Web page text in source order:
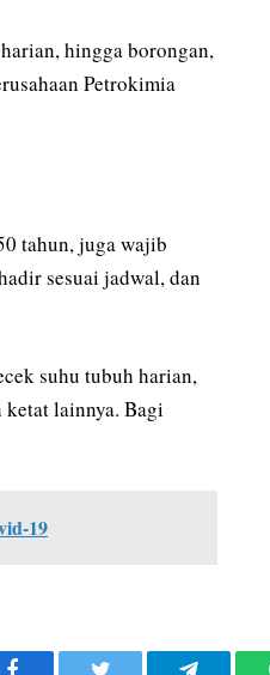
hingga borongan,
Petrokimia
tahun, juga wajib
sesuai jadwal, dan
suhu tubuh harian,
lainnya. Bagi
19